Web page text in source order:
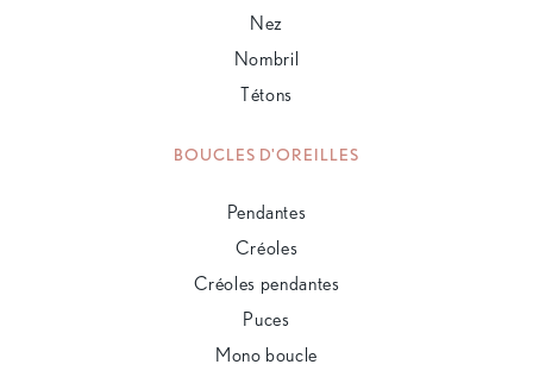
Nez
Nombril
Tétons
BOUCLES D'OREILLES
Pendantes
Créoles
Créoles pendantes
Puces
Mono boucle